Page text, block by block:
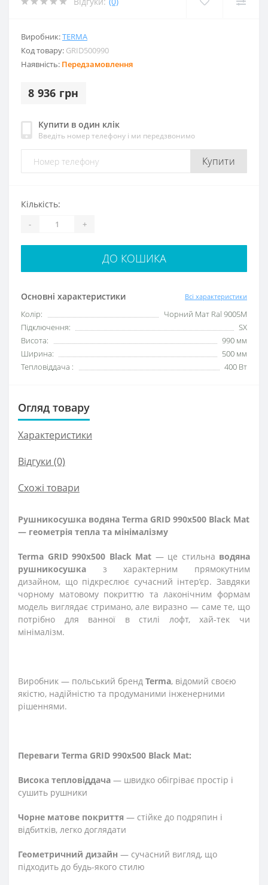
Виробник:TERMA
Код товару: GRID500990
Наявність: Передзамовлення
8 936 грн
Купити в один клік
Введіть номер телефону і ми передзвонимо
Купити
Основні характеристики Всі характеристики
Колір:
Чорний Мат Ral 9005M
Підключення:
SX
Висота:
990 мм
Ширина:
500 мм
Тепловіддача :
400 Вт
Кількість:
- +
ДО КОШИКА
Огляд товару
Характеристики
Відгуки (0)
Схожі товари
Рушникосушка водяна Terma GRID 990x500 Black Mat
— геометрія тепла та мінімалізму
Terma GRID 990x500 Black Mat — це стильна водяна
рушникосушка з характерним прямокутним
дизайном, що підкреслює сучасний інтер’єр. Завдяки
чорному матовому покриттю та лаконічним формам
модель виглядає стримано, але виразно — саме те, що
потрібно для ванної в стилі лофт, хай-тек чи
мінімалізм.
Виробник — польський бренд Terma, відомий своєю
якістю, надійністю та продуманими інженерними
рішеннями.
Переваги Terma GRID 990x500 Black Mat:
Висока тепловіддача — швидко обігріває простір і
сушить рушники
Чорне матове покриття — стійке до подряпин і
відбитків, легко доглядати
Геометричний дизайн — сучасний вигляд, що
підходить до будь-якого стилю